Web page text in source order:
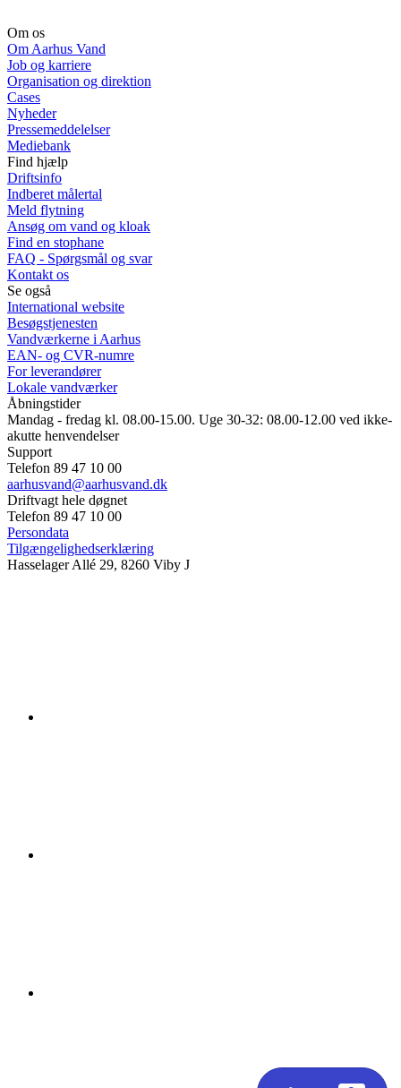
Om os
Om Aarhus Vand
Job og karriere
Organisation og direktion
Cases
Nyheder
Pressemeddelelser
Mediebank
Find hjælp
Driftsinfo
Indberet målertal
Meld flytning
Ansøg om vand og kloak
Find en stophane
FAQ - Spørgsmål og svar
Kontakt os
Se også
International website
Besøgstjenesten
Vandværkerne i Aarhus
EAN- og CVR-numre
For leverandører
Lokale vandværker
Åbningstider
Mandag - fredag kl. 08.00-15.00. Uge 30-32: 08.00-12.00 ved ikke-
akutte henvendelser
Support
Telefon 89 47 10 00
aarhusvand@aarhusvand.dk
Driftvagt hele døgnet
Telefon 89 47 10 00
Persondata
Tilgængelighedserklæring
Hasselager Allé 29, 8260 Viby J